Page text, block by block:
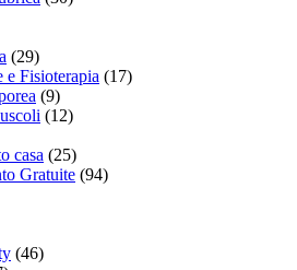
(29)
e Fisioterapia (17)
(9)
(12)
casa (25)
Gratuite (94)
(46)